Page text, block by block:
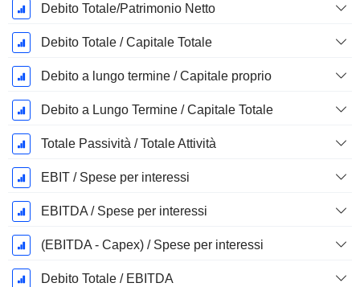
Debito Totale/Patrimonio Netto
Debito Totale / Capitale Totale
Debito a lungo termine / Capitale proprio
Debito a Lungo Termine / Capitale Totale
Totale Passività / Totale Attività
EBIT / Spese per interessi
EBITDA / Spese per interessi
(EBITDA - Capex) / Spese per interessi
Debito Totale / EBITDA